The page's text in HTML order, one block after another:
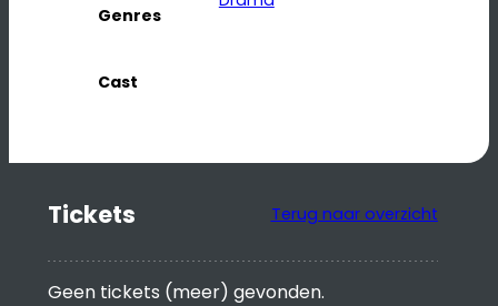
Genres
Cast
Tickets Terug naar overzicht
Geen tickets (meer) gevonden.